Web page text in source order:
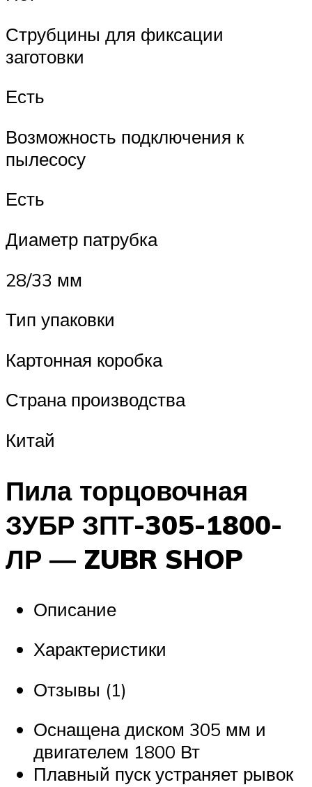
Струбцины для фиксации
заготовки
Есть
Возможность подключения к
пылесосу
Есть
Диаметр патрубка
28/33 мм
Тип упаковки
Картонная коробка
Страна производства
Китай
Пила торцовочная
ЗУБР ЗПТ-305-1800-
ЛР ― ZUBR SHOP
Описание
Характеристики
Отзывы (1)
Оснащена диском 305 мм и
двигателем 1800 Вт
Плавный пуск устраняет рывок